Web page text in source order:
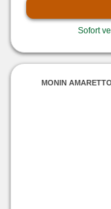
Sofort
MONIN